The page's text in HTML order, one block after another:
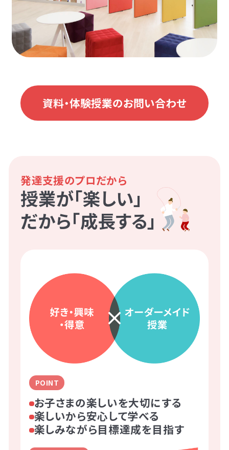
資料・体験授業のお問い合わせ
発達支援のプロだから
授業が「楽しい」
だから「成長する」
POINT
お子さまの楽しいを大切にする
楽しいから安心して学べる
楽しみながら目標達成を目指す